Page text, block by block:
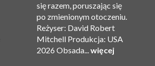
się razem, poruszając się
po zmienionym otoczeniu.
Reżyser: David Robert
Mitchell Produkcja: USA
2026 Obsada...więcej